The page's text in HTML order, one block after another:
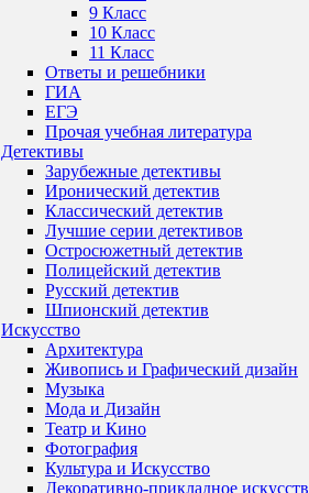
9 Класс
10 Класс
11 Класс
Ответы и решебники
ГИА
ЕГЭ
Прочая учебная литература
Детективы
Зарубежные детективы
Иронический детектив
Классический детектив
Лучшие серии детективов
Остросюжетный детектив
Полицейский детектив
Русский детектив
Шпионский детектив
Искусство
Архитектура
Живопись и Графический дизайн
Музыка
Мода и Дизайн
Театр и Кино
Фотография
Культура и Искусство
Декоративно-прикладное